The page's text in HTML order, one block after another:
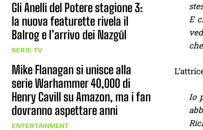
Gli Anelli del Potere stagione 3:
la nuova featurette rivela il
Balrog e l’arrivo dei Nazgûl
SERIE TV
Mike Flanagan si unisce alla
serie Warhammer 40,000 di
Henry Cavill su Amazon, ma i fan
dovranno aspettare anni
ENTERTAINMENT
E
Io